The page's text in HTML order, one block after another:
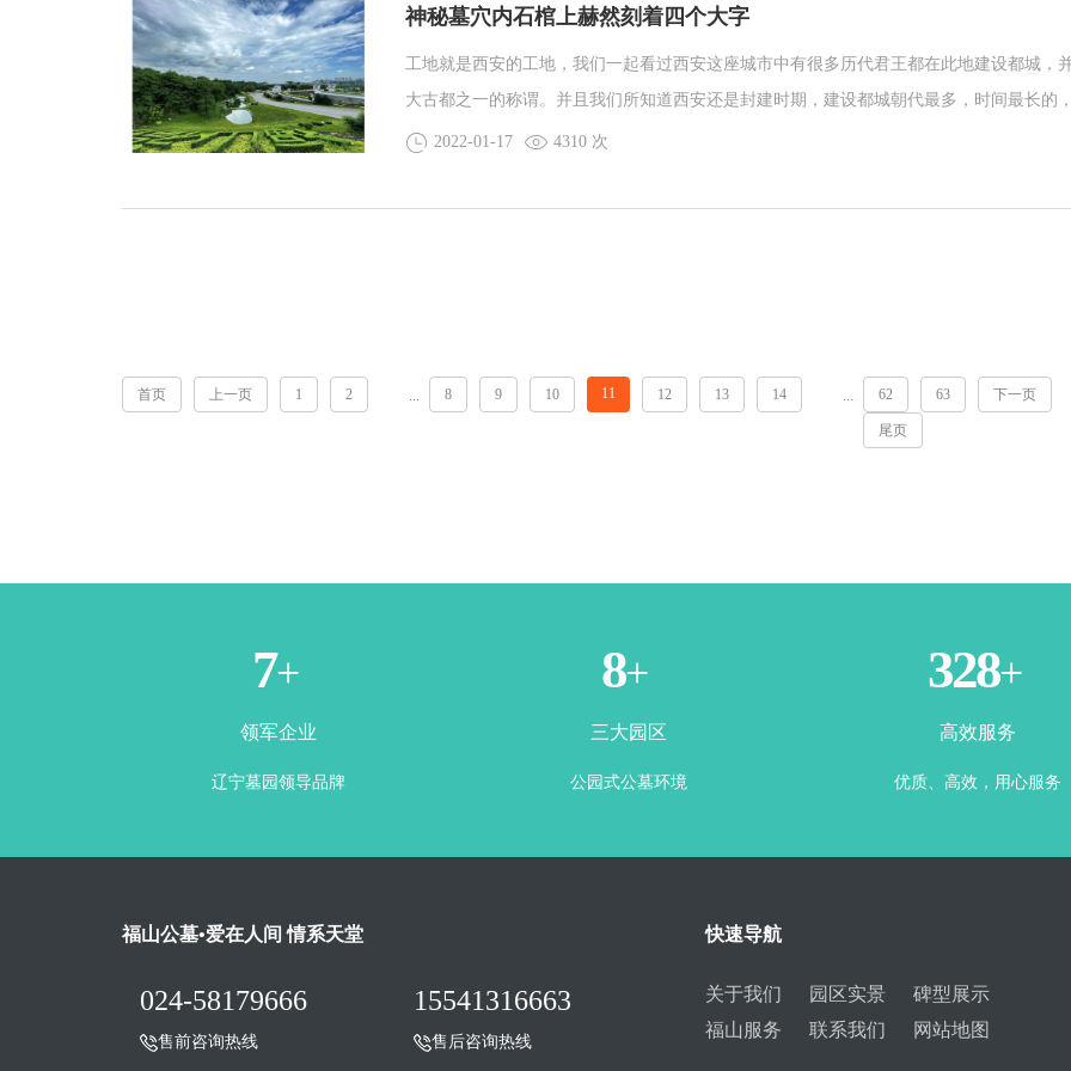
神秘墓穴内石棺上赫然刻着四个大字
工地就是西安的工地，我们一起看过西安这座城市中有很多历代君王都在此地建设都城，
大古都之一的称谓。并且我们所知道西安还是封建时期，建设都城朝代最多，时间最长的
响力最大的都城之一。和沈阳墓园小编一起看看神秘墓穴是什么墓。
2022-01-17 4310 次
首页 上一页 1 2 ... 8 9 10 11 12 13 14 ... 62 63 下一页
尾页
1+
领军企业
辽宁墓园领导品牌
3+
三大园区
公园式公墓环境
365+
高效服务
优质、高效，用心服务
福山公墓•爱在人间 情系天堂
024-58179666
售前咨询热线
15541316663
售后咨询热线
快速导航
关于我们 园区实景
碑型展示
福山服务
联系我们 网站地图